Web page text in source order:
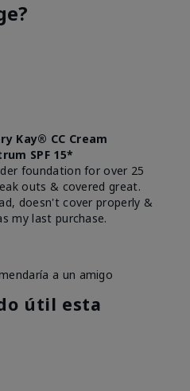
Kay® CC Cream
SPF 15*
foundation for over 25
outs & covered great.
doesn't cover properly &
my last purchase.
a un amigo
útil esta